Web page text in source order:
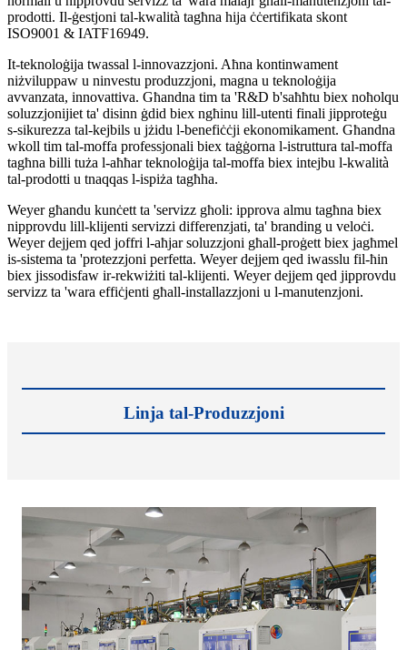
prodotti. Il-ġestjoni tal-kwalità tagħna hija ċċertifikata skont
ISO9001 & IATF16949.
It-teknoloġija twassal l-innovazzjoni. Aħna kontinwament
niżviluppaw u ninvestu produzzjoni, magna u teknoloġija
avvanzata, innovattiva. Għandna tim ta 'R&D b'saħħtu biex noħolqu
soluzzjonijiet ta' disinn ġdid biex ngħinu lill-utenti finali jipproteġu
s-sikurezza tal-kejbils u jżidu l-benefiċċji ekonomikament. Għandna
wkoll tim tal-moffa professjonali biex taġġorna l-istruttura tal-moffa
tagħna billi tuża l-aħħar teknoloġija tal-moffa biex intejbu l-kwalità
tal-prodotti u tnaqqas l-ispiża tagħha.
Weyer għandu kunċett ta 'servizz għoli: ipprova almu tagħna biex
nipprovdu lill-klijenti servizzi differenzjati, ta' branding u veloċi.
Weyer dejjem qed joffri l-aħjar soluzzjoni għall-proġett biex jagħmel
is-sistema ta 'protezzjoni perfetta. Weyer dejjem qed iwasslu fil-ħin
biex jissodisfaw ir-rekwiżiti tal-klijenti. Weyer dejjem qed jipprovdu
servizz ta 'wara effiċjenti għall-installazzjoni u l-manutenzjoni.
Linja tal-Produzzjoni